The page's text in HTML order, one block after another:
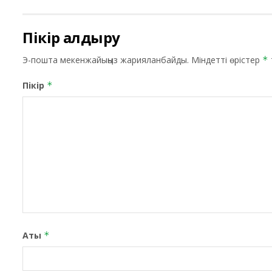
Пікір қалдыру
Э-пошта мекенжайыңыз жарияланбайды. Міндетті өрістер *
Пікір *
Аты *